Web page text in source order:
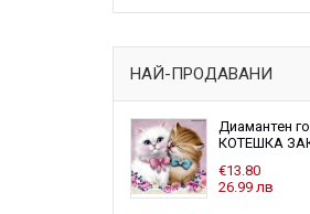
НАЙ-ПРОДАВАНИ
Диамантен
КОТЕШКА
€13.80
26.99 лв